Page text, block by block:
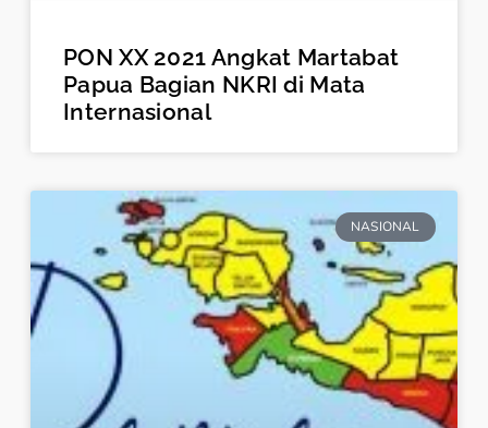
PON XX 2021 Angkat Martabat
Papua Bagian NKRI di Mata
Internasional
NASIONAL